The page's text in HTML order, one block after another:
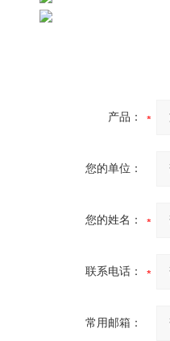
产品：
您的单位：
您的姓名：
联系电话：
常用邮箱：